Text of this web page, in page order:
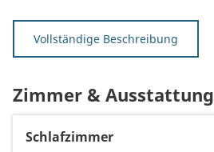
Vollständige Beschreibung
Zimmer & Ausstattung
Schlafzimmer